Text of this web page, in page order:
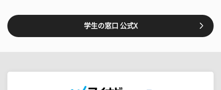
学生の窓口 公式X